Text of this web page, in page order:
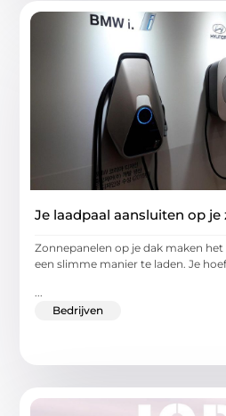
Je laadpaal aansluiten op je
Zonnepanelen op je dak maken
een slimme manier te laden. Je
...
Bedrijven